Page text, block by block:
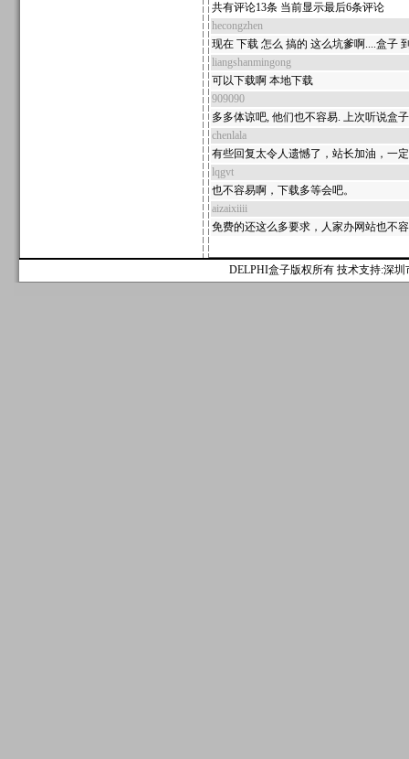
共有评论13条 当前显示最后6条评论
hecongzhen
现在 下载 怎么 搞的 这么坑爹啊....盒子
liangshanmingong
可以下载啊 本地下载
909090
多多体谅吧, 他们也不容易. 上次听说盒
chenlala
有些回复太令人遗憾了，站长加油，一
lqgvt
也不容易啊，下载多等会吧。
aizaixiiii
免费的还这么多要求，人家办网站也不
DELPHI盒子版权所有 技术支持:深